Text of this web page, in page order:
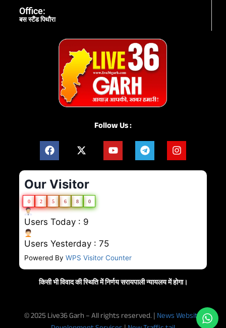
Office:
बस स्टैंड पिथौरा
Follow Us :
Our Visitor
0 2 5 6 8 0
Users Today : 9
Users Yesterday : 75
Powered By WPS Visitor Counter
किसी भी विवाद की स्थिति में निर्णय सरायपाली न्यायलय में होगा।
© 2025 Live36 Garh – All rights reserved. | News Website